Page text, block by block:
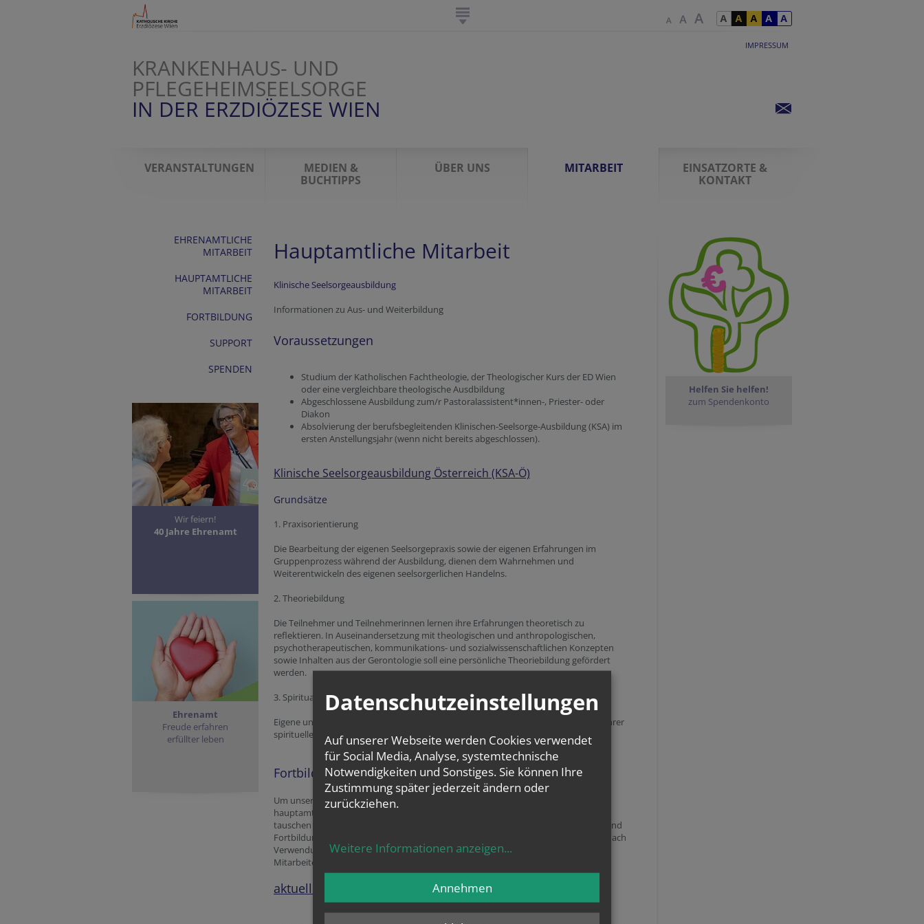
IMPRESSUM
KRANKENHAUS- UND
PFLEGEHEIMSEELSORGE
IN DER ERZDIÖZESE WIEN
VERANSTALTUNGEN
MEDIEN &
BUCHTIPPS
ÜBER UNS MITARBEIT
EINSATZORTE &
KONTAKT
EHRENAMTLICHE
MITARBEIT
HAUPTAMTLICHE
MITARBEIT
FORTBILDUNG
SUPPORT
SPENDEN
Wir feiern!
40 Jahre Ehrenamt
Ehrenamt
Freude erfahren
erfüllter leben
Hauptamtliche Mitarbeit
Klinische Seelsorgeausbildung
Informationen zu Aus- und Weiterbildung
Voraussetzungen
Studium der Katholischen Fachtheologie, der Theologischer Kurs der ED Wien
oder eine vergleichbare theologische Ausdbildung
Abgeschlossene Ausbildung zum/r Pastoralassistent*innen-, Priester- oder
Diakon
Absolvierung der berufsbegleitenden Klinischen-Seelsorge-Ausbildung (KSA) im
ersten Anstellungsjahr (wenn nicht bereits abgeschlossen).
Klinische Seelsorgeausbildung Österreich (KSA-Ö)
Grundsätze
1. Praxisorientierung
Die Bearbeitung der eigenen Seelsorgepraxis sowie der eigenen Erfahrungen im
Gruppenprozess während der Ausbildung, dienen dem Wahrnehmen und
Weiterentwickeln des eigenen seelsorgerlichen Handelns.
2. Theoriebildung
Die Teilnehmer und Teilnehmerinnen lernen ihre Erfahrungen theoretisch zu
reflektieren. In Auseinandersetzung mit theologischen und anthropologischen,
psychotherapeutischen, kommunikations- und sozialwissenschaftlichen Konzepten
sowie Inhalten aus der Gerontologie soll eine persönliche Theoriebildung gefördert
werden.
3. Spiritualität
Eigene und fremde Spiritualität differenziert wahrnehmen und Lebensvollzüge in ihrer
spirituellen Dimension verstehen lernen.
Fortbildung
Um unser professionelles Wirken stetig weiter zu entwickeln, arbeiten alle
hauptamtlichen MitarbeiterInnen an Arbeitskreisen des Fachbereiches mit und
tauschen sich bei unseren Vernetzungstreffen (Konveniats) aus. Sie besuchen laufend
Fortbildungen und haben die Möglichkeit zu spezieller fachlicher Weiterbildung je nach
Verwendung (Psychiatrie, Pflegeheim, Onkologie etc.). Supervision, jährliche
MitarbeiterInnengespräche und Exerzitien begleiten die Tätigkeit.
aktuelle Fortbildungen
Helfen Sie helfen!
zum Spendenkonto
Datenschutzeinstellungen
Auf unserer Webseite werden Cookies verwendet
für Social Media, Analyse, systemtechnische
Notwendigkeiten und Sonstiges. Sie können Ihre
Zustimmung später jederzeit ändern oder
zurückziehen.
Weitere Informationen anzeigen...
Annehmen